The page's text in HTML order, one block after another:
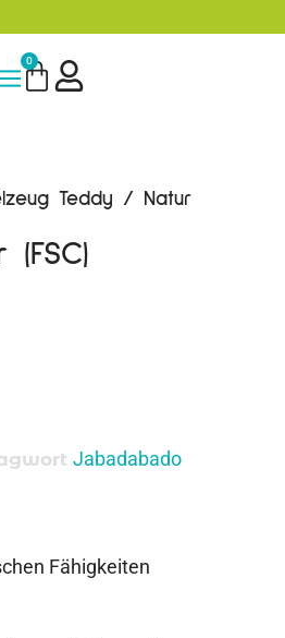
0
Teddy / Natur
Jabadabado
Fähigkeiten